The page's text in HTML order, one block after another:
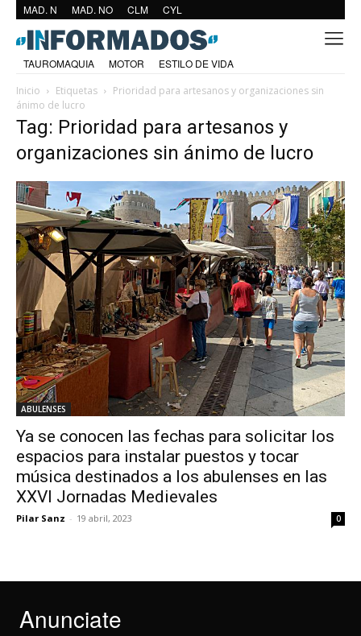
MAD. N MAD. NO CLM CYL
TAUROMAQUIA MOTOR
ESTILO DE VIDA
Inicio
Etiquetas
Prioridad para artesanos y organizaciones sin
ánimo de lucro
Tag: Prioridad para artesanos y
organizaciones sin ánimo de lucro
ABULENSES
Ya se conocen las fechas para solicitar los
espacios para instalar puestos y tocar
música destinados a los abulenses en las
XXVI Jornadas Medievales
Pilar Sanz - 19 abril, 2023 0
Anunciate